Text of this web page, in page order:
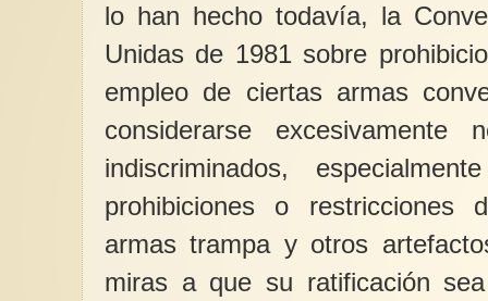
lo han hecho todavía, la
Unidas de 1981 sobre
empleo de ciertas armas
considerarse
indiscriminados,
prohibiciones o restricciones
armas trampa y otros
miras a que su ratificación